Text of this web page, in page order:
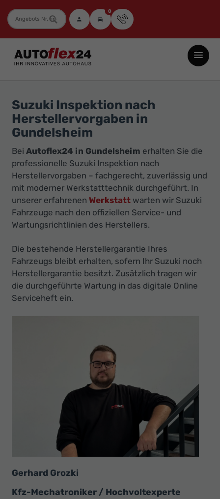
Fahrzeugnummer 0
Autoflex24
GmbH
Neuwagen
Jahreswagen
und
Gebrauchtwagen
zu
Top-
-
Ihr
Autohaus
Suzuki Inspektion nach
Herstellervorgaben in
Gundelsheim
Bei Autoflex24 in Gundelsheim erhalten Sie die
professionelle Suzuki Inspektion nach
Herstellervorgaben – fachgerecht, zuverlässig und
mit moderner Werkstatttechnik durchgeführt. In
unserer erfahrenen Werkstatt warten wir Suzuki
Fahrzeuge nach den offiziellen Service- und
Wartungsrichtlinien des Herstellers.
Die bestehende Herstellergarantie Ihres
Fahrzeugs bleibt erhalten, sofern Ihr Suzuki noch
Herstellergarantie besitzt. Zusätzlich tragen wir
die durchgeführte Wartung in das digitale Online
Serviceheft ein.
Gerhard Grozki
Kfz-Mechatroniker / Hochvoltexperte